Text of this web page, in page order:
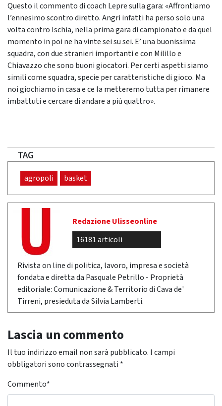
Questo il commento di coach Lepre sulla gara: «Affrontiamo
l’ennesimo scontro diretto. Angri infatti ha perso solo una
volta contro Ischia, nella prima gara di campionato e da quel
momento in poi ne ha vinte sei su sei. E’ una buonissima
squadra, con due stranieri importanti e con Milillo e
Chiavazzo che sono buoni giocatori. Per certi aspetti siamo
simili come squadra, specie per caratteristiche di gioco. Ma
noi giochiamo in casa e ce la metteremo tutta per rimanere
imbattuti e cercare di andare a più quattro».
TAG
agropoli basket
Redazione Ulisseonline
16181 articoli
Rivista on line di politica, lavoro, impresa e società
fondata e diretta da Pasquale Petrillo - Proprietà
editoriale: Comunicazione & Territorio di Cava de'
Tirreni, presieduta da Silvia Lamberti.
Lascia un commento
Il tuo indirizzo email non sarà pubblicato. I campi
obbligatori sono contrassegnati *
Commento*